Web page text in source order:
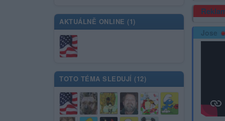
AKTUÁLNĚ ONLINE (1)
TOTO TÉMA SLEDUJÍ (12)
Jose